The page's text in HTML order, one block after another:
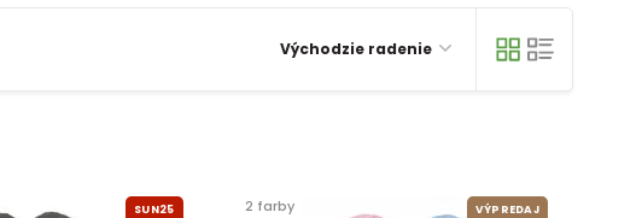
Východzie radenie
SUN25 2 farby VÝPREDAJ